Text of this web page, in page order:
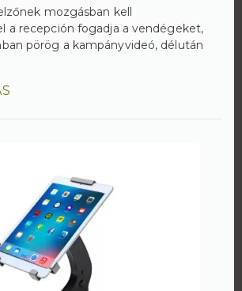
mozgásban kell
a recepción fogadja a vendégeket,
pörög a kampányvideó, délután